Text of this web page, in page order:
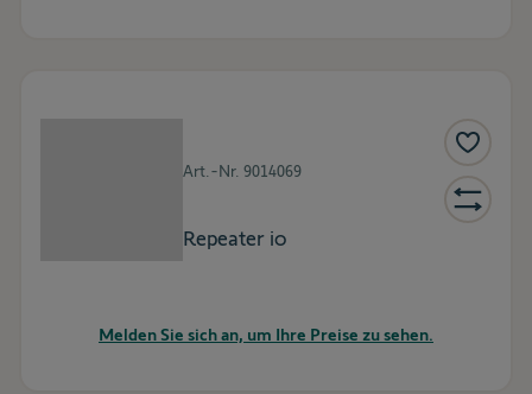
Art.-Nr. 9014069
Repeater io
Melden Sie sich an, um Ihre Preise zu sehen.